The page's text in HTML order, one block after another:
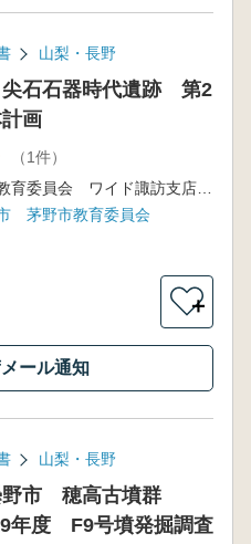
山梨・長野
石石器時代遺跡 第2
画
（1件）
茅野市教育委員会 ワイド諏訪支店 編
茅野市教育委員会
＋
ール通知
山梨・長野
野市 穂高古墳群
年度 F9号墳発掘調査